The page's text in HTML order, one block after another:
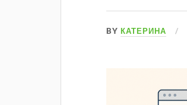
BYКАТЕРИНА